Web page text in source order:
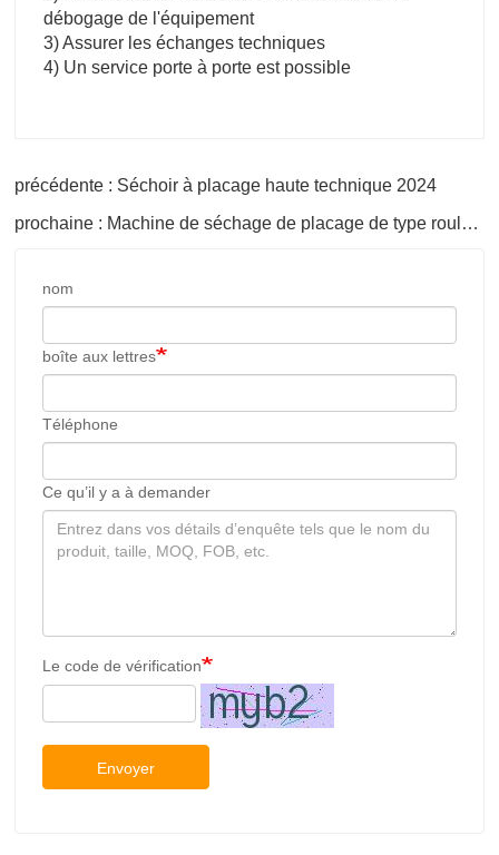
débogage de l'équipement
3) Assurer les échanges techniques
4) Un service porte à porte est possible
précédente : Séchoir à placage haute technique 2024
prochaine : Machine de séchage de placage de type rouleau de placage à noyau
nom
boîte aux lettres
Téléphone
Ce qu’il y a à demander
Le code de vérification
Envoyer